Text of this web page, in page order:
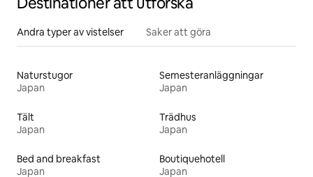
Andra typer av vistelser Saker att göra
Naturstugor
Japan
Semesteranläggningar
Japan
Tält
Japan
Trädhus
Japan
Bed and breakfast
Japan
Boutiquehotell
Japan